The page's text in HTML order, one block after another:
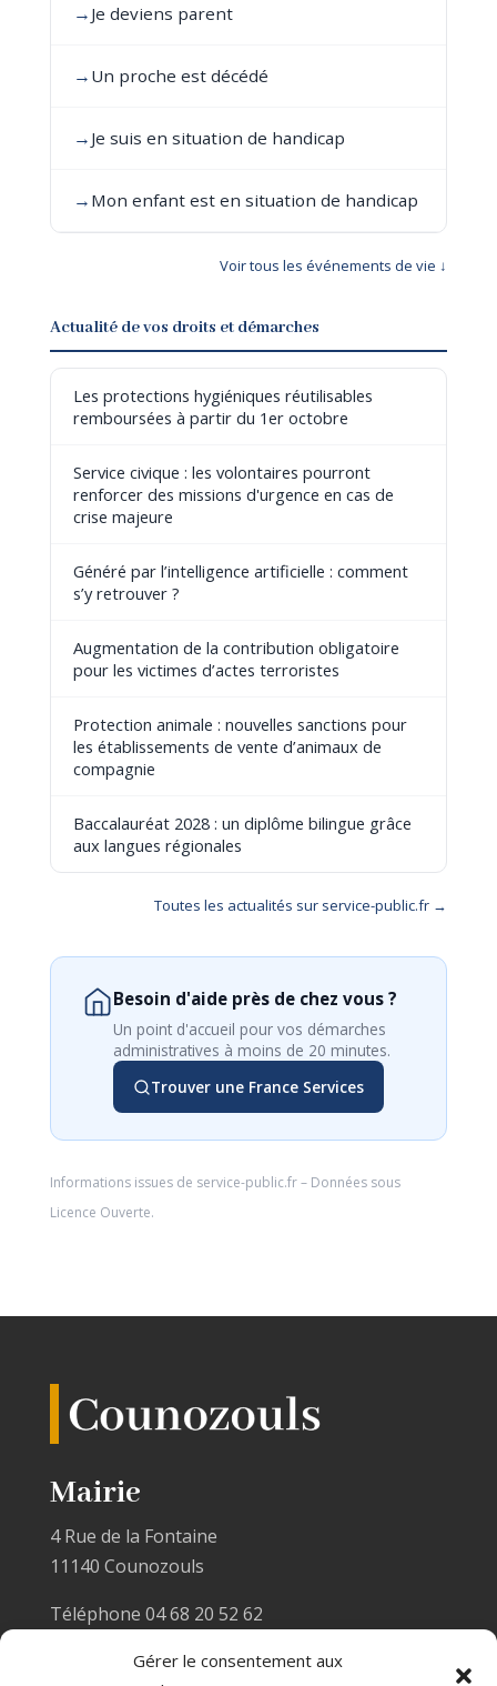
Gérer le consentement aux
→ Je deviens parent
→ Un proche est décédé
→ Je suis en situation de handicap
→ Mon enfant est en situation de handicap
Voir tous les événements de vie ↓
Actualité de vos droits et démarches
Les protections hygiéniques réutilisables
remboursées à partir du 1er octobre
Service civique : les volontaires pourront
renforcer des missions d'urgence en cas de
crise majeure
Généré par l’intelligence artificielle : comment
s’y retrouver ?
Augmentation de la contribution obligatoire
pour les victimes d’actes terroristes
Protection animale : nouvelles sanctions pour
les établissements de vente d’animaux de
compagnie
Baccalauréat 2028 : un diplôme bilingue grâce
aux langues régionales
Toutes les actualités sur service-public.fr →
Besoin d'aide près de chez vous ?
Un point d'accueil pour vos démarches
administratives à moins de 20 minutes.
Trouver une France Services
Informations issues de service-public.fr– Données sous
Licence Ouverte.
Mairie
4 Rue de la Fontaine
11140 Counozouls
Téléphone 04 68 20 52 62